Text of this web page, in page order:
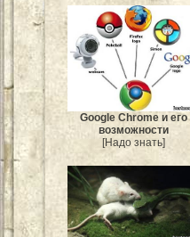
Google Chrome и его
возможности
[Надо знать]